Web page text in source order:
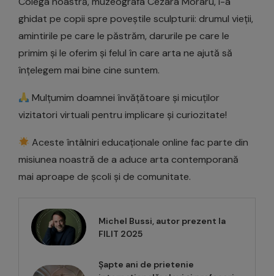
ghidat pe copii spre poveștile sculpturii: drumul vieții,
amintirile pe care le păstrăm, darurile pe care le
primim și le oferim și felul în care arta ne ajută să
înțelegem mai bine cine suntem.
Mulțumim doamnei învățătoare și micuților
vizitatori virtuali pentru implicare și curiozitate!
Aceste întâlniri educaționale online fac parte din
misiunea noastră de a aduce arta contemporană
mai aproape de școli și de comunitate.
Michel Bussi, autor prezent la
FILIT 2025
Șapte ani de prietenie